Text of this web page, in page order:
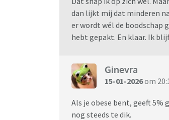
dan lijkt mij dat minderen
er wordt wél de boodschap
hebt gepakt. En klaar. Ik
Ginevra
15-01-2026om
Als je obese bent, geeft 5%
nog steeds te dik.